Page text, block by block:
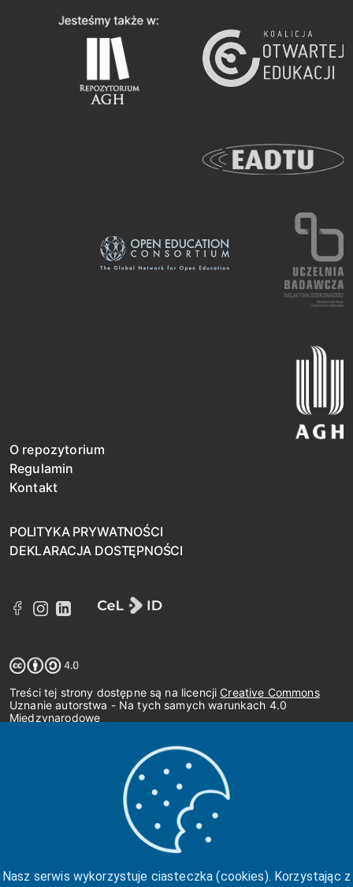
O repozytorium
Regulamin
Kontakt
POLITYKA PRYWATNOŚCI
DEKLARACJA DOSTĘPNOŚCI
Treści tej strony dostępne są na licencji Creative Commons
Uznanie autorstwa - Na tych samych warunkach 4.0
Międzynarodowe
Nasz serwis wykorzystuje ciasteczka (cookies). Korzystając z